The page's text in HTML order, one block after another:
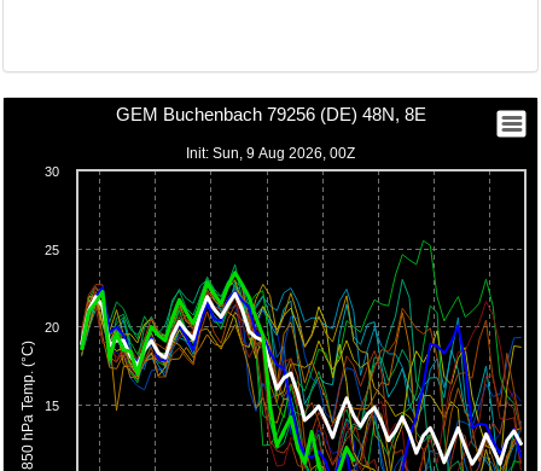
850 hPa Temp. (°C)
Init: Sun, 9 Aug 2026, 00Z
15
20
25
30
GEM Buchenbach 79256 (DE) 48N, 8E